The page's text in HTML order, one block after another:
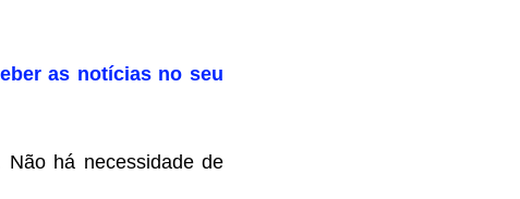
as notícias no seu
Não há necessidade de